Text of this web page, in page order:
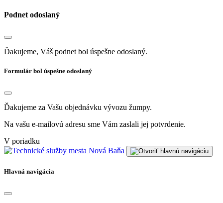
Podnet odoslaný
Ďakujeme, Váš podnet bol úspešne odoslaný.
Formulár bol úspešne odoslaný
Ďakujeme za Vašu objednávku vývozu žumpy.
Na vašu e-mailovú adresu sme Vám zaslali jej potvrdenie.
V poriadku
Hlavná navigácia